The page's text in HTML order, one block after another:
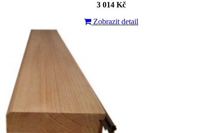
3 014 Kč
Zobrazit detail